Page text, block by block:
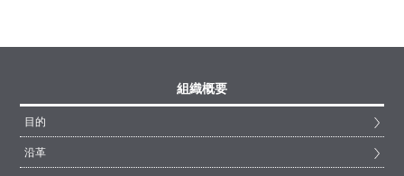
組織概要
目的
沿革